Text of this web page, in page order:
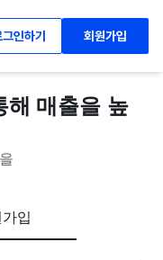
그인하기 회원가입
해 매출을 높
입